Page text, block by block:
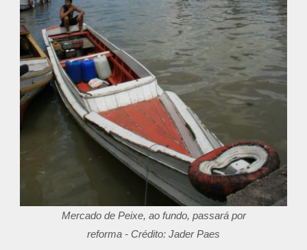
Mercado de Peixe, ao fundo, passará por
reforma - Crédito: Jader Paes